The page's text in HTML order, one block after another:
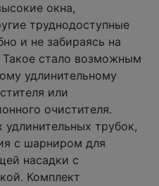
окна,
труднодоступные
и не забираясь на
стало возможным
удлинительному
или
очистителя.
удлинительных трубок,
с шарниром для
насадки с
Комплект